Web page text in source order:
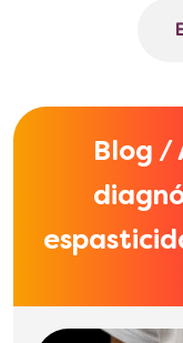
Blog /